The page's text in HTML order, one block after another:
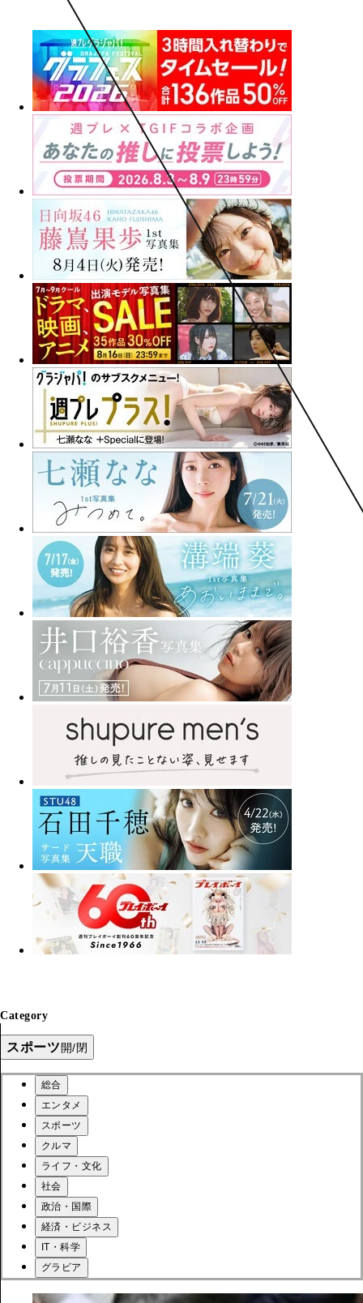
Category
スポーツ開/閉
総合
エンタメ
スポーツ
クルマ
ライフ・文化
社会
政治・国際
経済・ビジネス
IT・科学
グラビア